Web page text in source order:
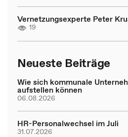
Vernetzungsexperte Peter
19
Neueste Beiträge
Wie sich kommunale
aufstellen können
06.08.2026
HR-Personalwechsel im Juli
31.07.2026